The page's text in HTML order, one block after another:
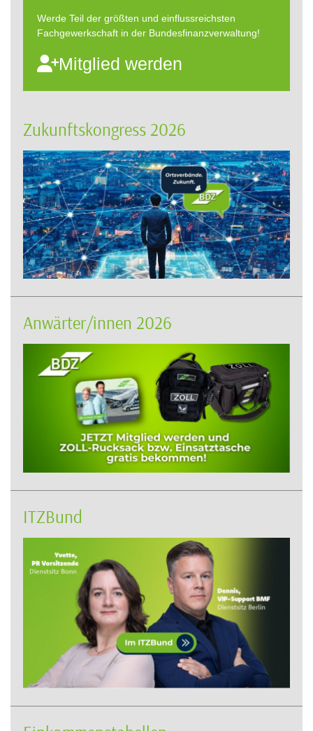
Werde Teil der größten und einflussreichsten
Fachgewerkschaft in der Bundesfinanzverwaltung!
Mitglied werden
Zukunftskongress 2026
Anwärter/innen 2026
ITZBund